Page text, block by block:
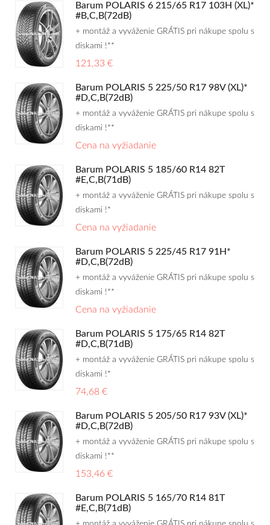
Puklice na kolesá Kontakt Blog
Barum POLARIS 6 215/65 R17 103H (XL)*
#B,C,B(72dB)
+ montáž a vyváženie GRÁTIS pri nákupe spolu s
diskami !**
121,33 €
Barum POLARIS 5 225/50 R17 98V (XL)*
#D,C,B(72dB)
+ montáž a vyváženie GRÁTIS pri nákupe spolu s
diskami !**
Cena na vyžiadanie
Barum POLARIS 5 185/60 R14 82T
#E,C,B(71dB)
+ montáž a vyváženie GRÁTIS pri nákupe spolu s
diskami !*
Cena na vyžiadanie
Barum POLARIS 5 225/45 R17 91H*
#D,C,B(72dB)
+ montáž a vyváženie GRÁTIS pri nákupe spolu s
diskami !**
Cena na vyžiadanie
Barum POLARIS 5 175/65 R14 82T
#D,C,B(71dB)
+ montáž a vyváženie GRÁTIS pri nákupe spolu s
diskami !*
74,68 €
Barum POLARIS 5 205/50 R17 93V (XL)*
#D,C,B(72dB)
+ montáž a vyváženie GRÁTIS pri nákupe spolu s
diskami !**
153,46 €
Barum POLARIS 5 165/70 R14 81T
#E,C,B(71dB)